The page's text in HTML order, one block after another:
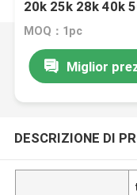
20k 25k 28k 40k
MOQ：1pc
Miglior
DESCRIZIONE DI